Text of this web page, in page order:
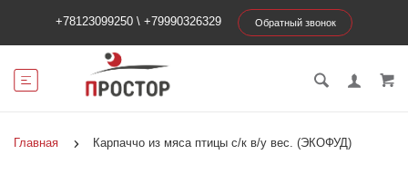
+78123099250 \ +79990326329 Обратный звонок
Главная Карпаччо из мяса птицы с/к в/у вес. (ЭКОФУД)